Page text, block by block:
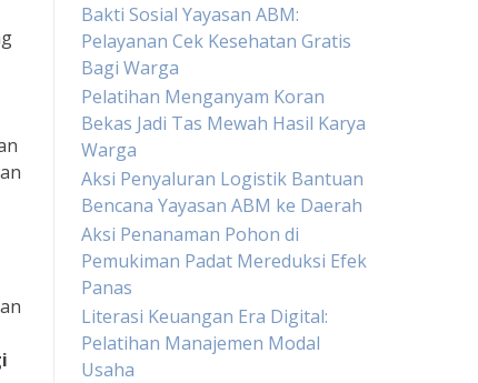
Bakti Sosial Yayasan ABM:
Pelayanan Cek Kesehatan Gratis
Bagi Warga
Pelatihan Menganyam Koran
Bekas Jadi Tas Mewah Hasil Karya
Warga
Aksi Penyaluran Logistik Bantuan
Bencana Yayasan ABM ke Daerah
Aksi Penanaman Pohon di
Pemukiman Padat Mereduksi Efek
Panas
Literasi Keuangan Era Digital:
Pelatihan Manajemen Modal
Usaha